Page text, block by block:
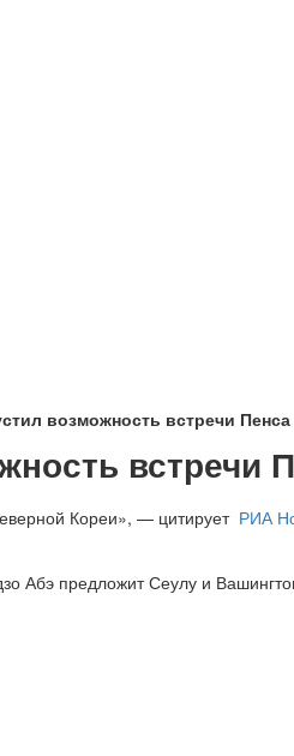
возможность встречи
встречи
Кореи», — цитирует РИА
предложит Сеулу и